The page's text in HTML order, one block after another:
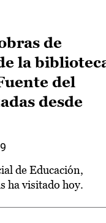
de
la
del
desde
de Educación,
ha visitado hoy.